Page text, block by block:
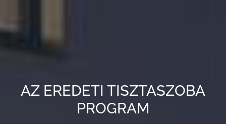
AZ EREDETI TISZTASZOBA
PROGRAM